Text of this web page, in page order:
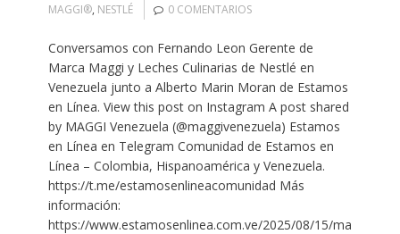
MAGGI®, NESTLÉ 0 COMENTARIOS
Conversamos con Fernando Leon Gerente de
Marca Maggi y Leches Culinarias de Nestlé en
Venezuela junto a Alberto Marin Moran de Estamos
en Línea. View this post on Instagram A post shared
by MAGGI Venezuela (@maggivenezuela) Estamos
en Línea en Telegram Comunidad de Estamos en
Línea – Colombia, Hispanoamérica y Venezuela.
https://t.me/estamosenlineacomunidad Más
información:
https://www.estamosenlinea.com.ve/2025/08/15/ma